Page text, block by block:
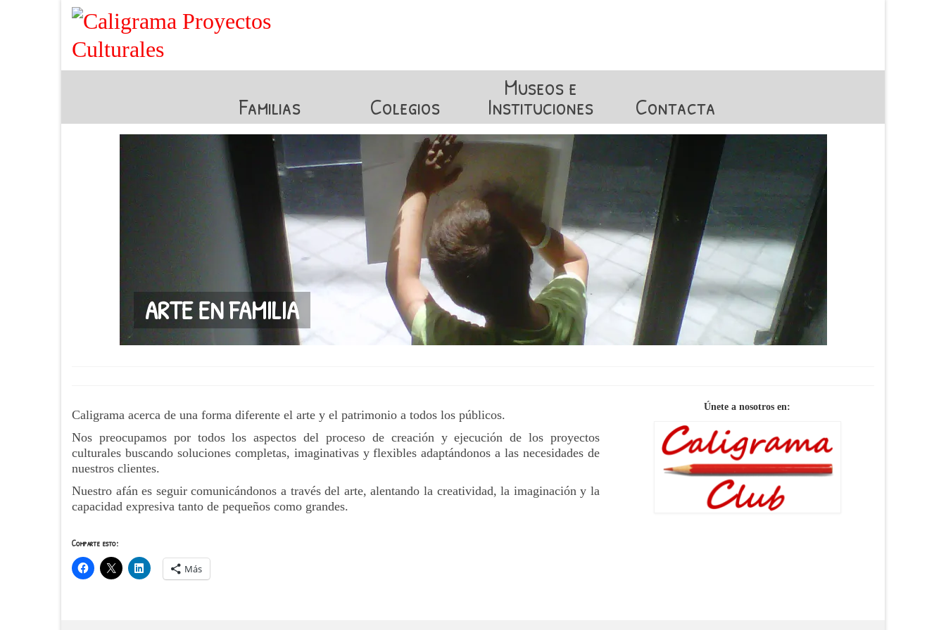
Familias Colegios
Museos e
Instituciones Contacta
ARTE EN FAMILIA
Caligrama acerca de una forma diferente el arte y el patrimonio a todos los públicos.
Nos preocupamos por todos los aspectos del proceso de creación y ejecución de los proyectos
culturales buscando soluciones completas, imaginativas y flexibles adaptándonos a las necesidades de
nuestros clientes.
Nuestro afán es seguir comunicándonos a través del arte, alentando la creatividad, la imaginación y la
capacidad expresiva tanto de pequeños como grandes.
Únete a nosotros en:
Comparte esto:
Más